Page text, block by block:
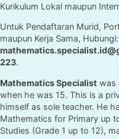
Kurikulum Lokal maupun
Untuk Pendaftaran Murid,
maupun Kerja Sama,
223.
Mathematics Specialist was
when he was 15. This is a
himself as sole teacher. He
Mathematics for Primary up
Studies (Grade 1 up to 12),